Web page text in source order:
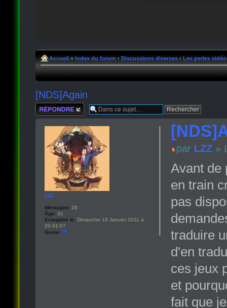
Accueil » Index du forum ‹ Discussions diverses ‹ Les perles
[NDS]Again
Répondre
par LZZ»
Avant de
en train
pas
traduire
d'en
ces jeux
et
fait que
LZZ
Messages: 29
Âge: 31
Enregistré le: Dimanche 16 Janvier 2011 à
20:41:07
Genre: